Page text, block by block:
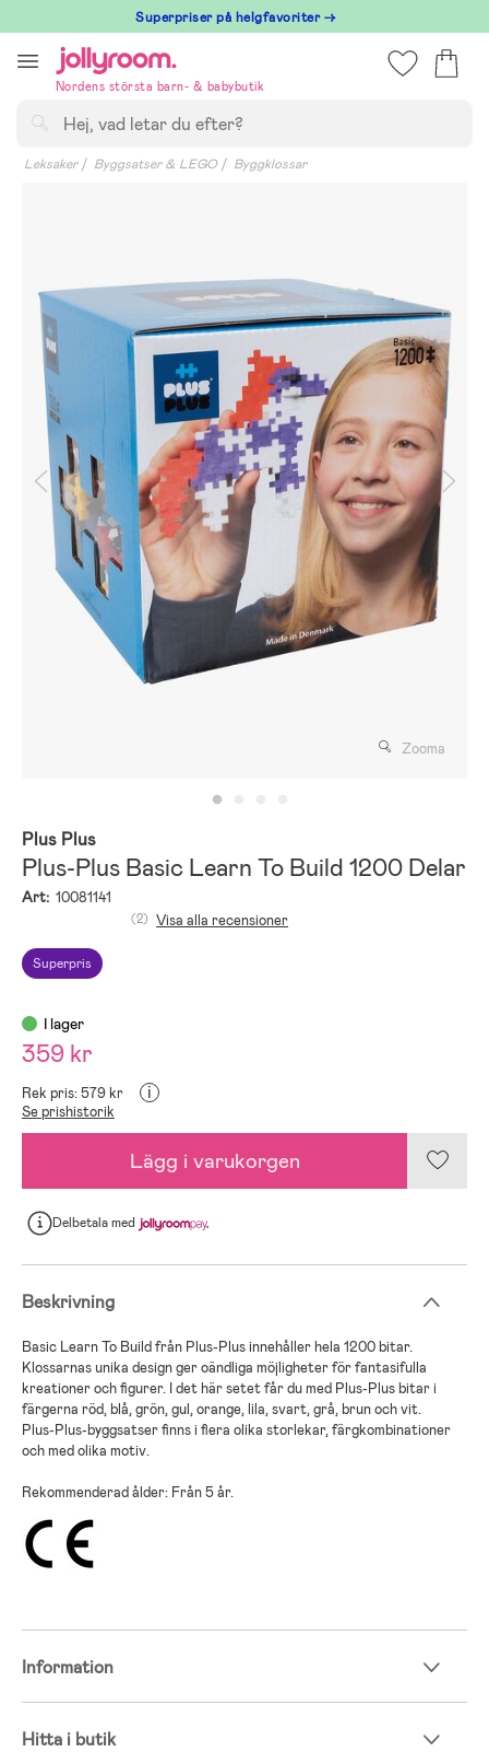
till
innehållet
Superpriser på helgfavoriter →
Nordens största barn- & babybutik
Leksaker Byggsatser & LEGO Byggklossar
Zooma
Plus Plus
Plus-Plus Basic Learn To Build 1200 Delar
Art: 10081141
Superpris
(2) Visa alla recensioner
I lager
359 kr
Rek pris: 579 kr i
Se prishistorik
Lägg i varukorgen
Delbetalamed
Beskrivning
Basic Learn To Build från Plus-Plus innehåller hela 1200 bitar.
Klossarnas unika design ger oändliga möjligheter för fantasifulla
kreationer och figurer. I det här setet får du med Plus-Plus bitar i
färgerna röd, blå, grön, gul, orange, lila, svart, grå, brun och vit.
Plus-Plus-byggsatser finns i flera olika storlekar, färgkombinationer
och med olika motiv.
Rekommenderad ålder: Från 5 år.
Information
Hitta i butik